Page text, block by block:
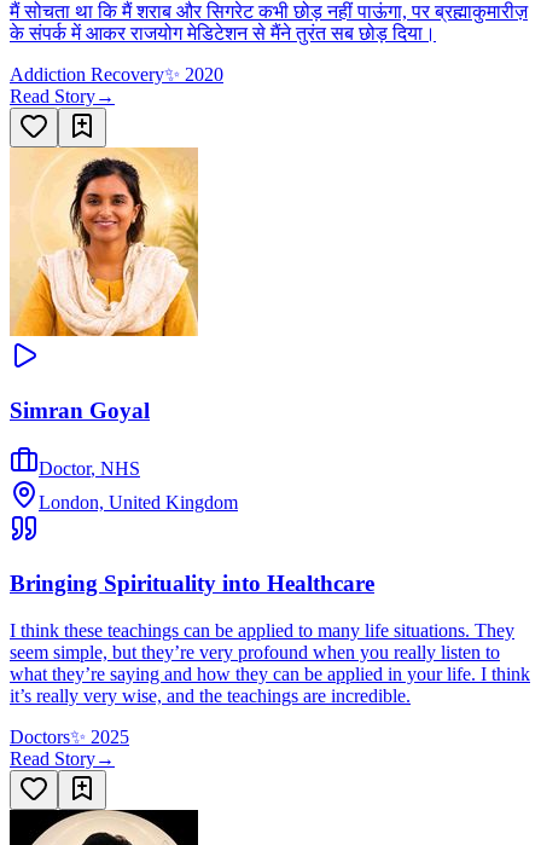
मैं सोचता था कि मैं शराब और सिगरेट कभी छोड़ नहीं पाऊंगा, पर ब्रह्माकुमारीज़
के संपर्क में आकर राजयोग मेडिटेशन से मैंने तुरंत सब छोड़ दिया।
Addiction Recovery✨ 2020
Read Story→
Simran Goyal
Doctor, NHS
London, United Kingdom
Bringing Spirituality into Healthcare
I think these teachings can be applied to many life situations. They
seem simple, but they’re very profound when you really listen to
what they’re saying and how they can be applied in your life. I think
it’s really very wise, and the teachings are incredible.
Doctors✨ 2025
Read Story→